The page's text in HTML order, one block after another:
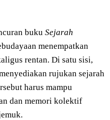
buku Sejarah
menempatkan
rentan. Di satu sisi,
rujukan sejarah
harus mampu
dan memori kolektif